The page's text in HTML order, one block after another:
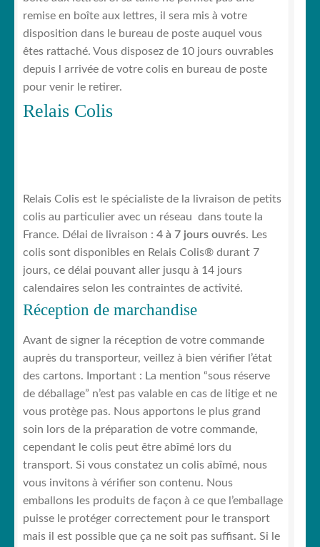
remise en boîte aux lettres, il sera mis à votre
disposition dans le bureau de poste auquel vous
êtes rattaché. Vous disposez de 10 jours ouvrables
depuis l arrivée de votre colis en bureau de poste
pour venir le retirer.
Relais Colis
Relais Colis est le spécialiste de la livraison de petits
colis au particulier avec un réseau dans toute la
France. Délai de livraison : 4 à 7 jours ouvrés. Les
colis sont disponibles en Relais Colis® durant 7
jours, ce délai pouvant aller jusqu à 14 jours
calendaires selon les contraintes de activité.
Réception de marchandise
Avant de signer la réception de votre commande
auprès du transporteur, veillez à bien vérifier l’état
des cartons. Important : La mention “sous réserve
de déballage” n’est pas valable en cas de litige et ne
vous protège pas. Nous apportons le plus grand
soin lors de la préparation de votre commande,
cependant le colis peut être abîmé lors du
transport. Si vous constatez un colis abîmé, nous
vous invitons à vérifier son contenu. Nous
emballons les produits de façon à ce que l’emballage
puisse le protéger correctement pour le transport
mais il est possible que ça ne soit pas suffisant. Si le